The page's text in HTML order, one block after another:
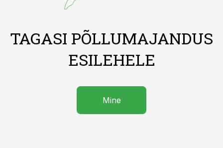
TAGASI PÕLLUMAJANDUS
ESILEHELE
Mine